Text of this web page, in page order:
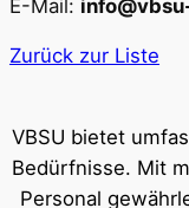
E-Mail:
Zurück zur Liste
VBSU bietet
Bedürfnisse. Mit
Personal